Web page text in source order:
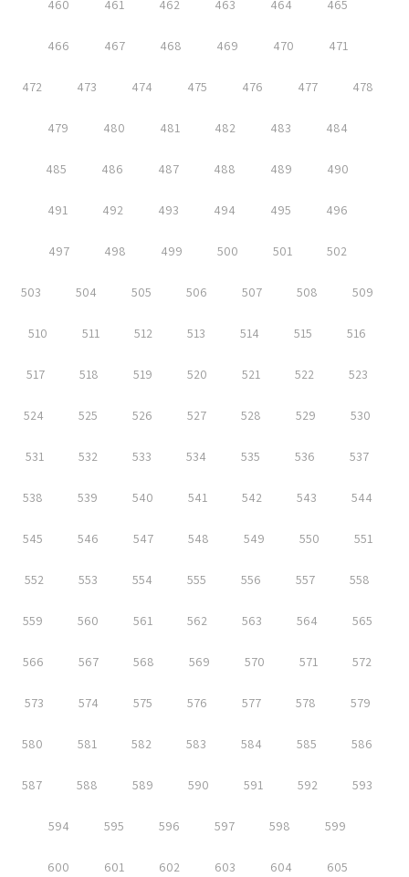
460 461 462 463 464 465
466 467 468 469 470 471
472 473 474 475 476 477 478
479 480 481 482 483 484
485 486 487 488 489 490
491 492 493 494 495 496
497 498 499 500 501 502
503 504 505 506 507 508 509
510 511 512 513 514 515 516
517 518 519 520 521 522 523
524 525 526 527 528 529 530
531 532 533 534 535 536 537
538 539 540 541 542 543 544
545 546 547 548 549 550 551
552 553 554 555 556 557 558
559 560 561 562 563 564 565
566 567 568 569 570 571 572
573 574 575 576 577 578 579
580 581 582 583 584 585 586
587 588 589 590 591 592 593
594 595 596 597 598 599
600 601 602 603 604 605